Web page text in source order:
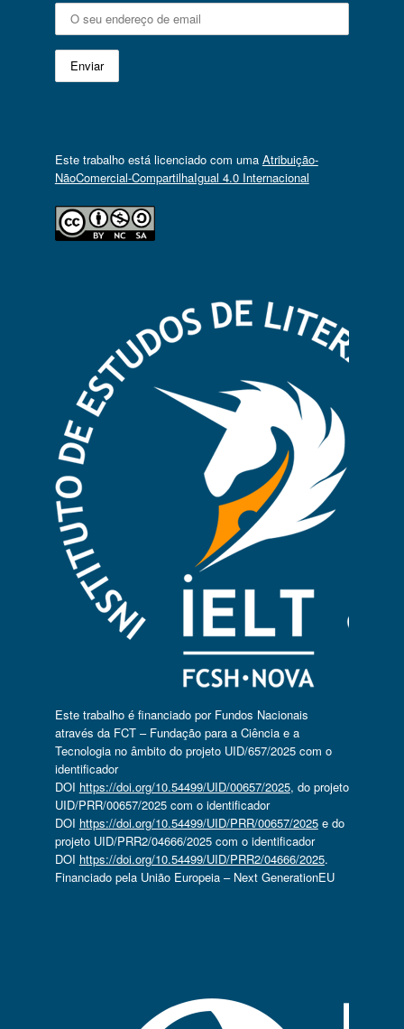
Este trabalho está licenciado com uma Atribuição-
NãoComercial-CompartilhaIgual 4.0 Internacional
Este trabalho é financiado por Fundos Nacionais
através da FCT – Fundação para a Ciência e a
Tecnologia no âmbito do projeto UID/657/2025 com o
identificador
DOI https://doi.org/10.54499/UID/00657/2025, do projeto
UID/PRR/00657/2025 com o identificador
DOI https://doi.org/10.54499/UID/PRR/00657/2025e do
projeto UID/PRR2/04666/2025 com o identificador
DOI https://doi.org/10.54499/UID/PRR2/04666/2025.
Financiado pela União Europeia – Next GenerationEU